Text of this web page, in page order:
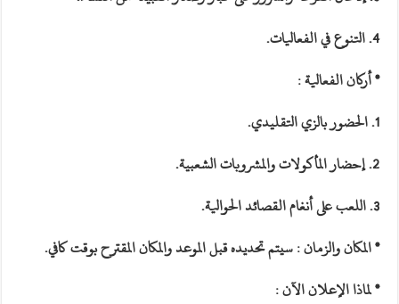
4. التنوع في الفعاليات.
* أركان الفعالية :
1. الحضور بالزي التقليدي.
2. إحضار المأكولات والمشروبات الشعبية.
3. اللعب على أنغام القصائد الحوالية.
* المكان والزمان : سيتم تحديده قبل الموعد والمكان المقترح بوقت كافي.
* لماذا الإعلان الآن :